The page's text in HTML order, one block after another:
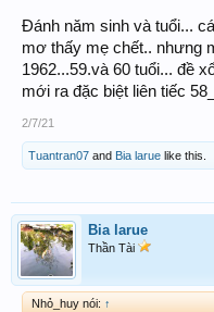
Đánh năm sinh và tuổi...
mơ thấy mẹ chết.. nhưng
1962...59.và 60 tuổi... đề
mới ra đặc biệt liên tiếc
2/7/21
Tuantran07 and Bia larue like this.
Bia larue
Thần Tài
Nhỏ_huy nói: ↑